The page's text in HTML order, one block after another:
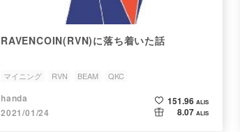
RAVENCOIN(RVN)に落ち着いた話
マイニング RVN BEAM QKC
handa
2021/01/24
151.96 ALIS
8.07 ALIS